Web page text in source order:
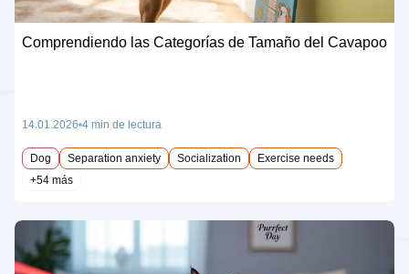
Comprendiendo las Categorías de Tamaño del Cavapoo
14.01.2026 4 min de lectura
Dog Separation anxiety Socialization
Exercise needs
+54 más